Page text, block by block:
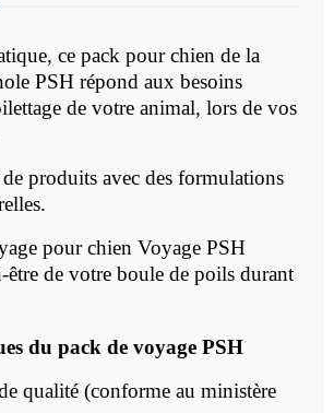
ce pack pour chien de la
PSH répond aux besoins
de votre animal, lors de vos
produits avec des formulations
pour chien Voyage PSH
être de votre boule de poils durant
du pack de voyage PSH
qualité (conforme au ministère